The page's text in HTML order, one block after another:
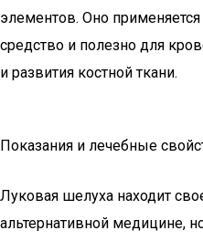
элементов. Оно
средство и полезно для
и развития костной ткани.
Показания и лечебные
Луковая шелуха находит
альтернативной медицине,